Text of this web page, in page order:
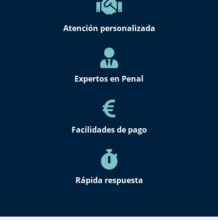
Atención personalizada
Expertos en Penal
Facilidades de pago
Rápida respuesta